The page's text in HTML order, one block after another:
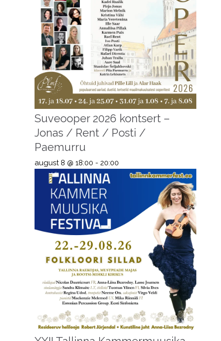
Suveooper 2026 kontsert –
Jonas / Rent / Posti /
Paemurru
august 8 @ 18:00 - 20:00